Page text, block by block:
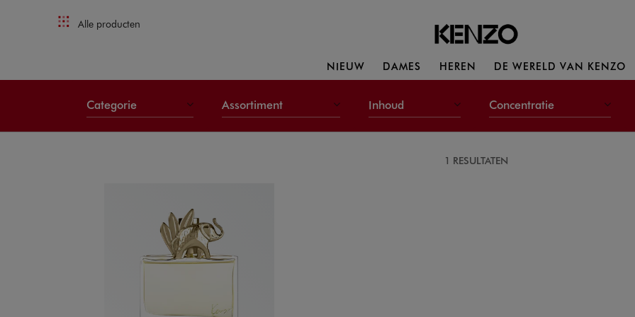
Alle producten
NIEUW DAMES HEREN DE WERELD VAN KENZO
Categorie Assortiment Inhoud Concentratie
1 RESULTATEN